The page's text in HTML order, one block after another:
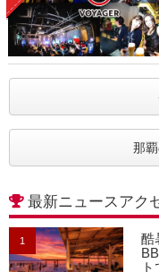
那
最新ニュースアク
1
酷